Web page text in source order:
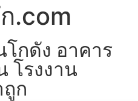
.com
กดัง อาคาร
โรงงาน
ก